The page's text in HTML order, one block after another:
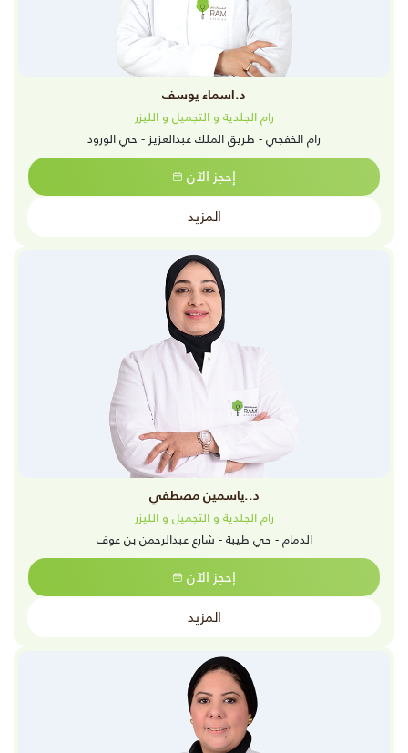
د.اسماء يوسف
رام الجلدية و التجميل و الليزر
رام الخفجي - طريق الملك عبدالعزيز - حي الورود
إحجز الآن
المزيد
د..ياسمين مصطفي
رام الجلدية و التجميل و الليزر
الدمام - حي طيبة - شارع عبدالرحمن بن عوف
إحجز الآن
المزيد